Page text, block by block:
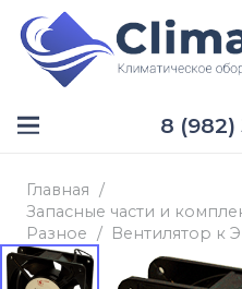
8 (982)
Главная /
Запасные части и
Разное / Вентилятор к